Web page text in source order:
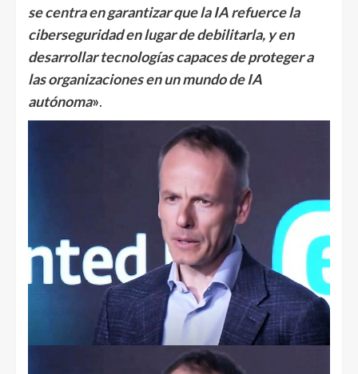
se centra en garantizar que la IA refuerce la
ciberseguridad en lugar de debilitarla, y en
desarrollar tecnologías capaces de proteger a
las organizaciones en un mundo de IA
autónoma».